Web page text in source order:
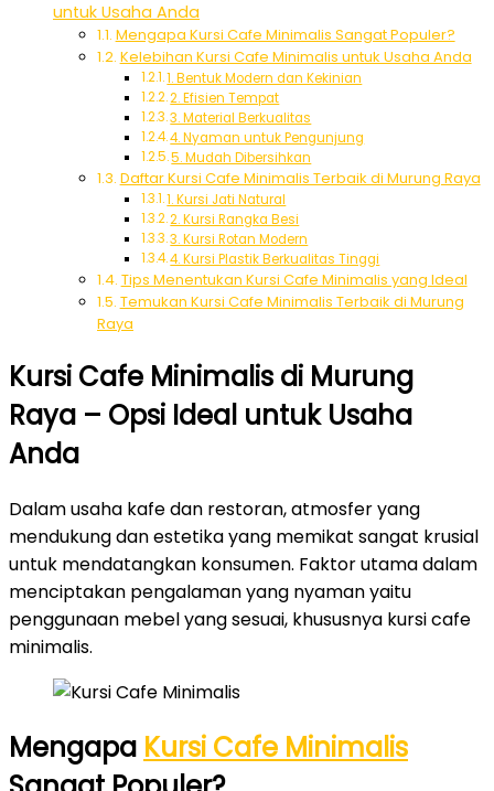
untuk Usaha Anda
Mengapa Kursi Cafe Minimalis Sangat Populer?
Kelebihan Kursi Cafe Minimalis untuk Usaha Anda
1. Bentuk Modern dan Kekinian
2. Efisien Tempat
3. Material Berkualitas
4. Nyaman untuk Pengunjung
5. Mudah Dibersihkan
Daftar Kursi Cafe Minimalis Terbaik di Murung Raya
1. Kursi Jati Natural
2. Kursi Rangka Besi
3. Kursi Rotan Modern
4. Kursi Plastik Berkualitas Tinggi
Tips Menentukan Kursi Cafe Minimalis yang Ideal
Temukan Kursi Cafe Minimalis Terbaik di Murung
Raya
Kursi Cafe Minimalis di Murung
Raya – Opsi Ideal untuk Usaha
Anda
Dalam usaha kafe dan restoran, atmosfer yang
mendukung dan estetika yang memikat sangat krusial
untuk mendatangkan konsumen. Faktor utama dalam
menciptakan pengalaman yang nyaman yaitu
penggunaan mebel yang sesuai, khususnya kursi cafe
minimalis.
Mengapa Kursi Cafe Minimalis